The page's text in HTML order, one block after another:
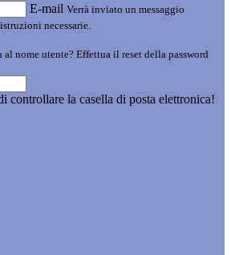
E-mail Verrà inviato un messaggio
necessarie.
al nome utente? Effettua il reset della password
controllare la casella di posta elettronica!